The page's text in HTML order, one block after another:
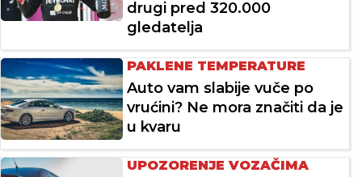
drugi pred 320.000
gledatelja
PAKLENE TEMPERATURE
Auto vam slabije vuče po
vrućini? Ne mora značiti da je
u kvaru
UPOZORENJE VOZAČIMA